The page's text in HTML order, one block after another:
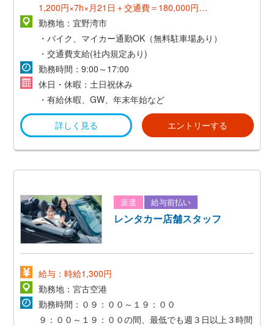
1,200円×7h×月21日＋交通費＝180,000円～
《正社員登用後》
*想定年収300万～*
勤務地：宜野湾市
・バイク、マイカー通勤OK（無料駐車場あり）
・交通費支給(社内規定あり)
勤務時間：9:00～17:00
休日・休暇：土日祝休み
・有給休暇、GW、年末年始など
詳しく見る エントリーする
派遣 給与前払い
レンタカー店舗スタッフ
給与：時給1,300円
勤務地：宮古空港
勤務時間：０９：００～１９：００
９：００～１９：００の間、最低でも週３日以上３時間